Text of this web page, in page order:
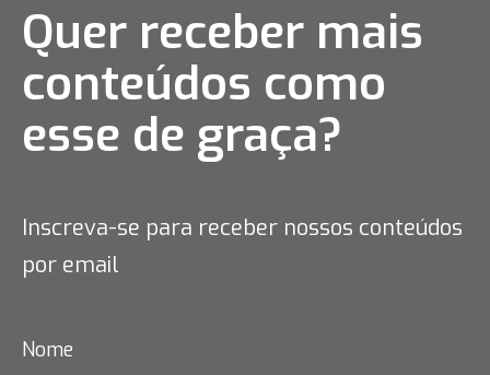
Quer receber mais
conteúdos como
esse de graça?
Inscreva-se para receber nossos conteúdos
por email
Nome